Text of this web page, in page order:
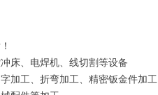
床、电焊机、线切割等设备
加工、折弯加工、精密钣金件加工